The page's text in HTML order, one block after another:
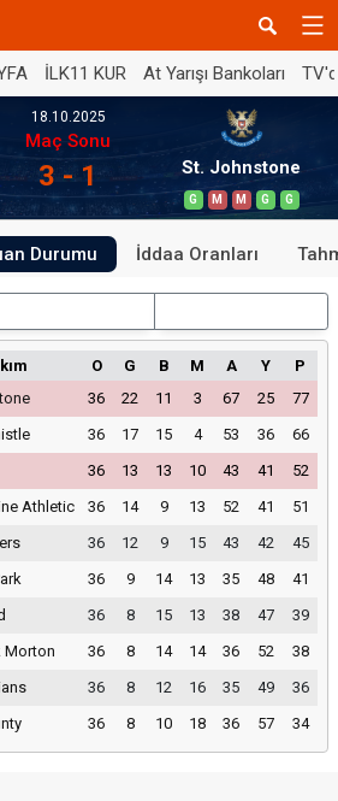
İLK11 KUR At Yarışı Bankoları
18.10.2025
Maç Sonu
3 - 1 St. Johnstone
G M M G G
Durumu İddaa Oranları
O G B M A Y
P
36 22 11 3 67 25
77
36 17 15 4 53 36
66
36 13 13 10 43 41
52
Athletic 36 14 9 13 52 41
51
36 12 9 15 43 42
45
36 9 14 13 35 48
41
36 8 15 13 38 47
39
Morton 36 8 14 14 36 52
38
36 8 12 16 35 49
36
36 8 10 18 36 57 34